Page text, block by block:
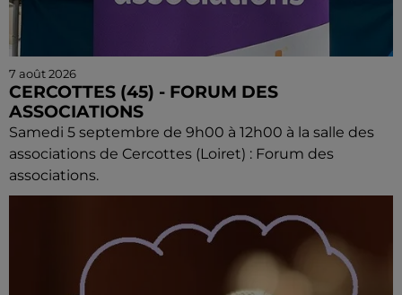
7 août 2026
CERCOTTES (45) - FORUM DES
ASSOCIATIONS
Samedi 5 septembre de 9h00 à 12h00 à la salle des
associations de Cercottes (Loiret) : Forum des
associations.